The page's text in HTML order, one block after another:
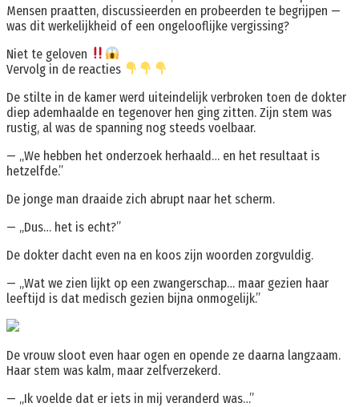
Mensen praatten, discussieerden en probeerden te begrijpen —
was dit werkelijkheid of een ongelooflijke vergissing?
Niet te geloven
Vervolg in de reacties
De stilte in de kamer werd uiteindelijk verbroken toen de dokter
diep ademhaalde en tegenover hen ging zitten. Zijn stem was
rustig, al was de spanning nog steeds voelbaar.
— „We hebben het onderzoek herhaald… en het resultaat is
hetzelfde.”
De jonge man draaide zich abrupt naar het scherm.
— „Dus… het is echt?”
De dokter dacht even na en koos zijn woorden zorgvuldig.
— „Wat we zien lijkt op een zwangerschap… maar gezien haar
leeftijd is dat medisch gezien bijna onmogelijk.”
De vrouw sloot even haar ogen en opende ze daarna langzaam.
Haar stem was kalm, maar zelfverzekerd.
— „Ik voelde dat er iets in mij veranderd was…”